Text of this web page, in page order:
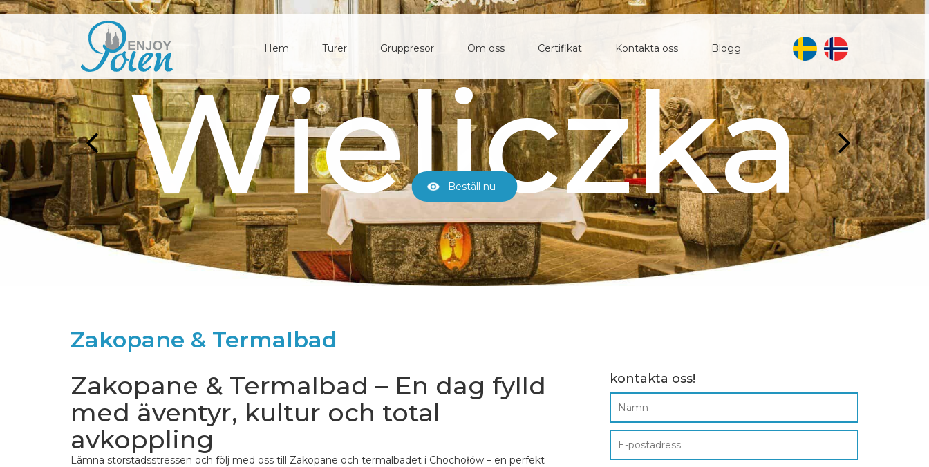
Hem Turer Gruppresor Om oss Certifikat Kontakta oss Blogg
Wieliczka
Beställ nu
Zakopane
Beställ nu
Zakopane & Termalbad
Zakopane & Termalbad – En dag fylld
med äventyr, kultur och total
avkoppling
Lämna storstadsstressen och följ med oss till Zakopane och termalbadet i Chochołów – en perfekt
kontakta oss!